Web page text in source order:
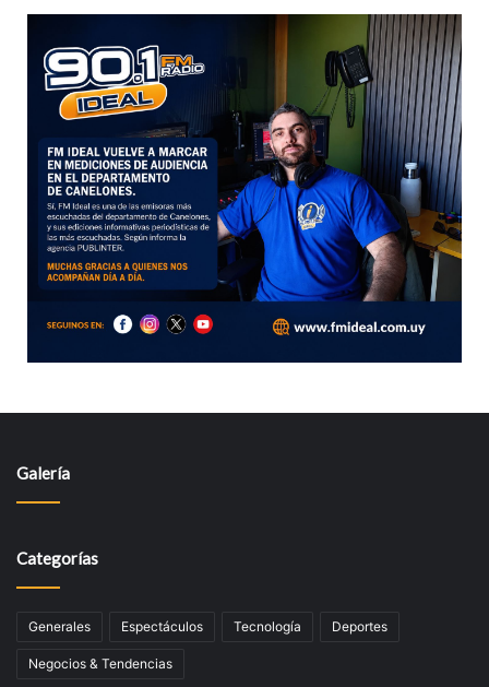
Galería
Categorías
Generales Espectáculos Tecnologí­a Deportes
Negocios & Tendencias